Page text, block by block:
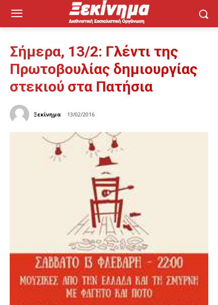
Σήμερα, 13/2: Γλέντι της
Πρωτοβουλίας δημιουργίας
στεκιού στα Πατήσια
Ξεκίνημα 13/02/2016